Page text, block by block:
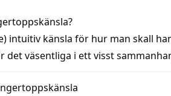
?
intuitiv känsla för hur man skall
det väsentliga i ett visst